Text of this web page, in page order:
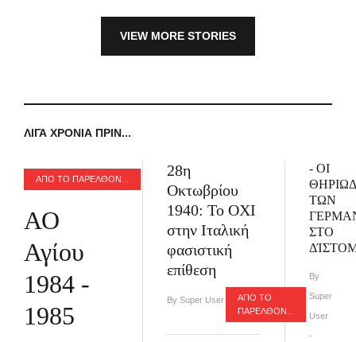
VIEW MORE STORIES
ΛΊΓΑ ΧΡΌΝΙΑ ΠΡΙΝ...
ΑΠΟ ΤΟ ΠΑΡΕΛΘΌΝ...
ΑΟ
Αγίου
1984 -
1985
ΑΠΟ ΤΟ
ΠΑΡΕΛΘΌΝ...
28η
Οκτωβρίου
1940: Το ΟΧΙ
στην Ιταλική
φασιστική
επίθεση
By Super User - Οκτ.28
- ΟΙ
ΤΩΝ
ΣΤΟ
By
Super
User
-